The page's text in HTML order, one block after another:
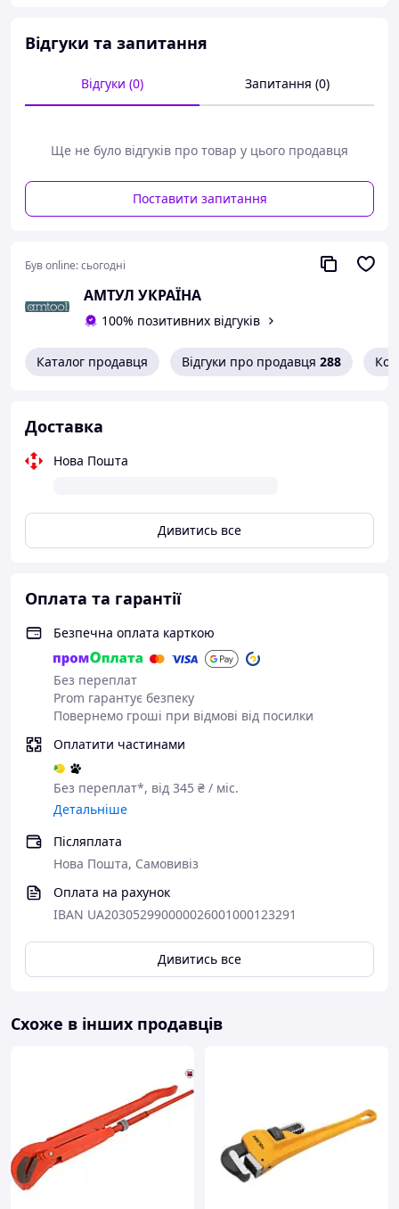
Виготовлений із високолегованої сталі, з
індукційному гартуванню
DIN 5234
Таблица товарів
Відгуки та запитання
Відгуки (0) Запитання (0)
Ще не було відгуків про товар у цього продавця
Поставити запитання
Був online:сьогодні
АМТУЛ УКРАЇНА
100% позитивних відгуків
Каталог продавця Відгуки про продавця 288
Доставка
Нова Пошта
Дивитись все
Оплата та гарантії
Безпечна оплата карткою
Без переплат
Prom гарантує безпеку
Повернемо гроші при відмові від посилки
Оплатити частинами
Без переплат*, від 345 ₴ / міс.
Детальніше
Післяплата
Нова Пошта, Самовивіз
Оплата на рахунок
IBAN UA203052990000026001000123291
Дивитись все
Схоже в інших продавців